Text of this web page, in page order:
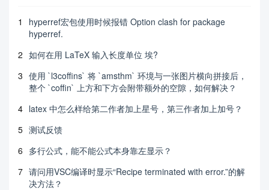
1
hyperref宏包使用时候报错 Option clash for package
hyperref.
2 如何在用 LaTeX 输入长度单位 埃?
3 使用 `l3coffins` 将 `amsthm` 环境与一张图片横向拼接后，
整个 `coffin` 上方和下方会附带额外的空隙，如何解决？
4 latex 中怎么样给第二作者加上星号，第三作者加上加号？
5 测试反馈
6 多行公式，能不能公式本身靠左显示？
7 请问用VSC编译时显示“Recipe terminated with error.”的解
决方法？